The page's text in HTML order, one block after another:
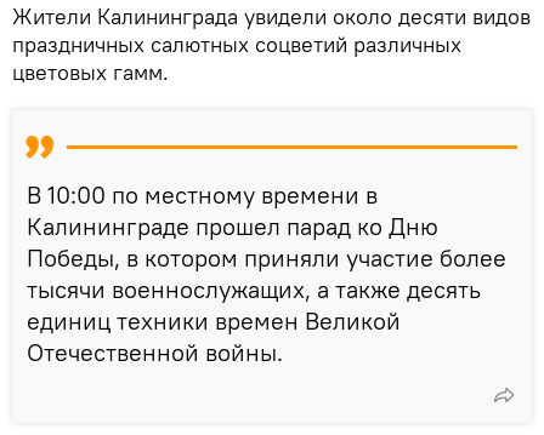
Жители Калининграда увидели около десяти видов
праздничных салютных соцветий различных
цветовых гамм.
В 10:00 по местному времени в
Калининграде прошел парад ко Дню
Победы, в котором приняли участие более
тысячи военнослужащих, а также десять
единиц техники времен Великой
Отечественной войны.